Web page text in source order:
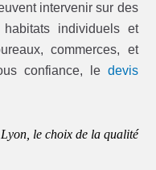
intervenir sur des
individuels et
commerces, et
confiance, le devis
le choix de la qualité